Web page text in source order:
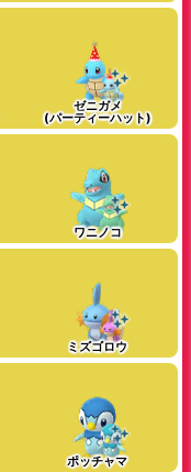
ゼニガメ
(パーティーハット)
ワニノコ
ミズゴロウ
ポッチャマ